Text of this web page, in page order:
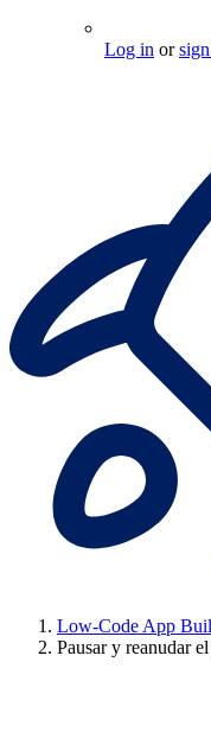
Log in or
Low-Code App
Pausar y reanudar